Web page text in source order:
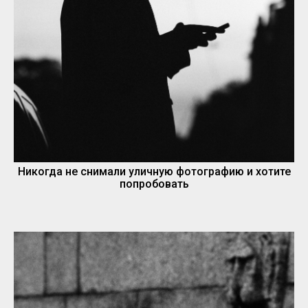
Никогда не снимали уличную фотографию и хотите
попробовать